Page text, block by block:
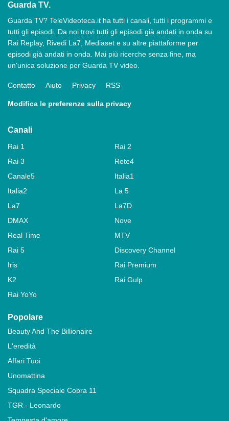
Guarda TV.
Guarda TV? TeleVideoteca.it ha tutti i canali, tutti i programmi e
tutti gli episodi. Da noi trovi tutti gli episodi già andati in onda su
Rai Replay, Rivedi La7, Mediaset e su altre piattaforme per
episodi già andati in onda. Mai più ricerche senza fine, ma
un'unica soluzione per Guarda TV video.
Contatto Aiuto Privacy RSS
Modifica le preferenze sulla privacy
Canali
Rai 1
Rai 2
Rai 3
Rete4
Canale5
Italia1
Italia2
La 5
La7
La7D
DMAX
Nove
Real Time
MTV
Rai 5
Discovery Channel
Iris
Rai Premium
K2
Rai Gulp
Rai YoYo
Popolare
Beauty And The Billionaire
L'eredità
Affari Tuoi
Unomattina
Squadra Speciale Cobra 11
TGR - Leonardo